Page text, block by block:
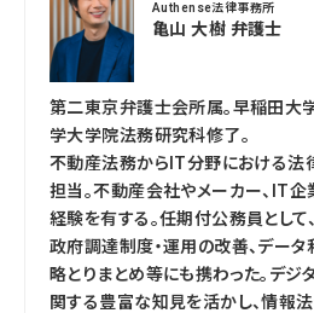
Authense法律事務所
亀山 大樹 弁護士
第二東京弁護士会所属。早稲田大
学大学院法務研究科修了。
不動産法務からIT分野における法
担当。不動産会社やメーカー、IT
経験を有する。任期付公務員として
政府調達制度・運用の改善、デー
略とりまとめ等にも携わった。デ
関する豊富な知見を活かし、情報